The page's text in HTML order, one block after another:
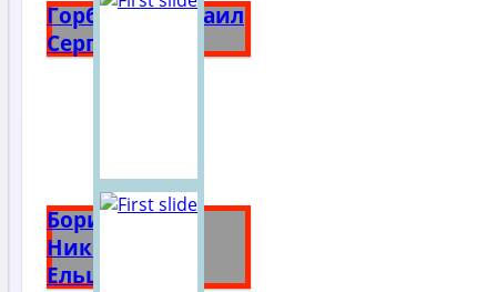
Горбачёв Михаил
Сергеевич
Борис
Николаевич
Ельцин